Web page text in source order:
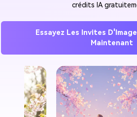
crédits IA
Essayez Les Invites
Maintenant